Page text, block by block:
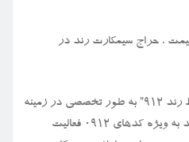
، حراج سیمكارت رند در
وبسایت rond912.ir با عنوان “خط رند ۹۱۲” به طور تخصصی در زمینه
خرید و فروش سیم کارت‌های رند به ویژه کدهای ۰۹۱۲ فعالیت